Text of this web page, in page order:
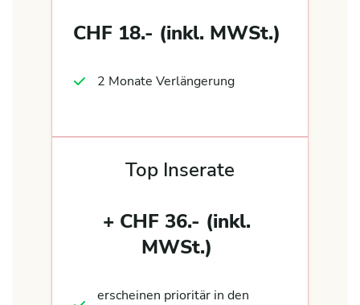
CHF 18.- (inkl. MWSt.)
2 Monate Verlängerung
Top Inserate
+ CHF 36.- (inkl.
MWSt.)
erscheinen prioritär in den